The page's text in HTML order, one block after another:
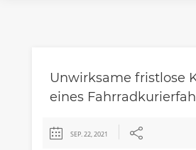
Unwirksame fristlose
eines
SEP. 22, 2021